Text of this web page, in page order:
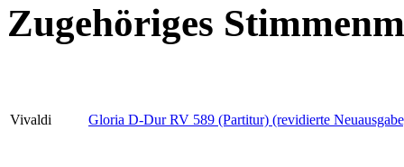
Zugehöriges
Vivaldi Gloria D-Dur RV 589 (Partitur) (revidierte